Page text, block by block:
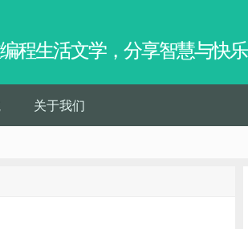
程生活文学，分享智慧与快乐
关于我们